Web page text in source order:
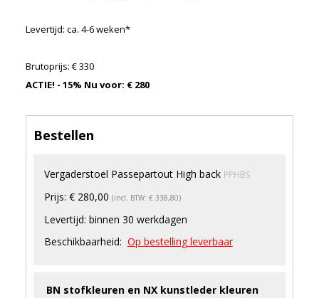
Levertijd: ca. 4-6 weken*
Brutoprijs: € 330
ACTIE! - 15% Nu voor: € 280
Bestellen
Vergaderstoel Passepartout High back PPHBS
Prijs: € 280,00 (incl. BTW: € 338,80)
Levertijd: binnen 30 werkdagen
Beschikbaarheid: Op bestelling leverbaar
BN stofkleuren en NX kunstleder kleuren